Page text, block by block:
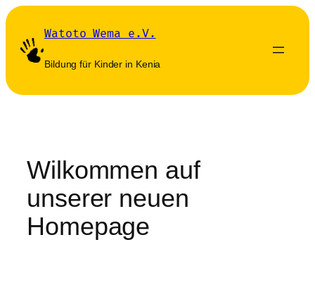
Zum
springen
Watoto Wema e.V.
Bildung für Kinder in Kenia
Wilkommen auf
unserer neuen
Homepage